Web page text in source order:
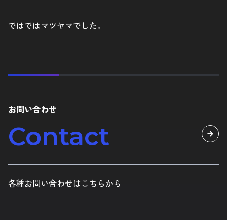
ではではマツヤマでした。
お問い合わせ
Contact
各種お問い合わせはこちらから